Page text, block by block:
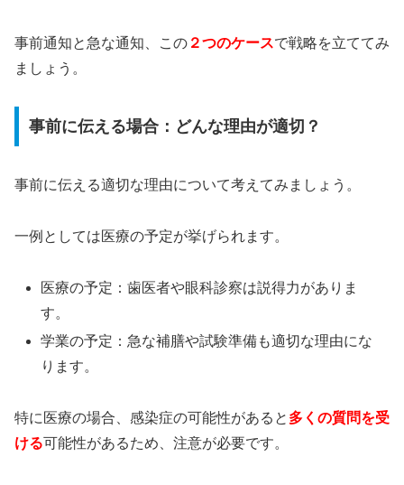
事前通知と急な通知、この ２つのケースで戦略を立ててみ
ましょう。
事前に伝える場合：どんな理由が適切？
事前に伝える適切な理由について考えてみましょう。
一例としては医療の予定が挙げられます。
医療の予定：歯医者や眼科診察は説得力がありま
す。
学業の予定：急な補膳や試験準備も適切な理由にな
ります。
特に医療の場合、感染症の可能性があると 多くの質問を受
ける可能性があるため、注意が必要です。